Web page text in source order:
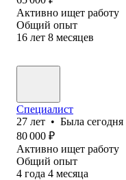
Активно ищет работу
Общий опыт
16 лет 8 месяцев
Специалист
27 лет • Была сегодня
80 000 ₽
Активно ищет работу
Общий опыт
4 года 4 месяца